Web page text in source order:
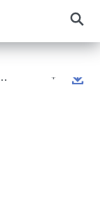
+
+